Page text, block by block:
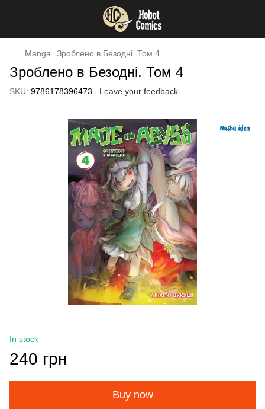
Manga Зроблено в Безодні. Том 4
Зроблено в Безодні. Том 4
SKU: 9786178396473 Leave your feedback
In stock
240 грн
Buy now